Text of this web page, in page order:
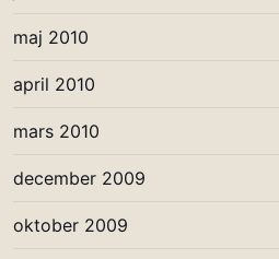
maj 2010
april 2010
mars 2010
december 2009
oktober 2009